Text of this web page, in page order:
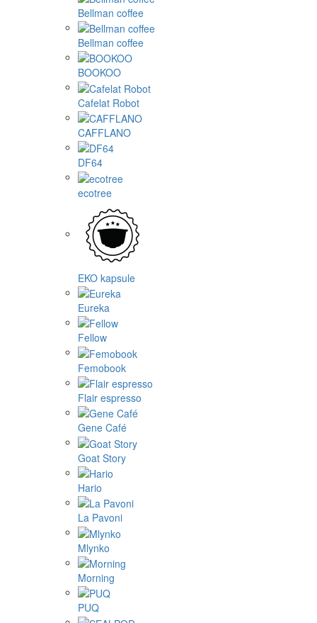
Bellman coffee
Bellman coffee
BOOKOO
Cafelat Robot
CAFFLANO
DF64
ecotree
EKO kapsule
Eureka
Fellow
Femobook
Flair espresso
Gene Café
Goat Story
Hario
La Pavoni
Mlynko
Morning
PUQ